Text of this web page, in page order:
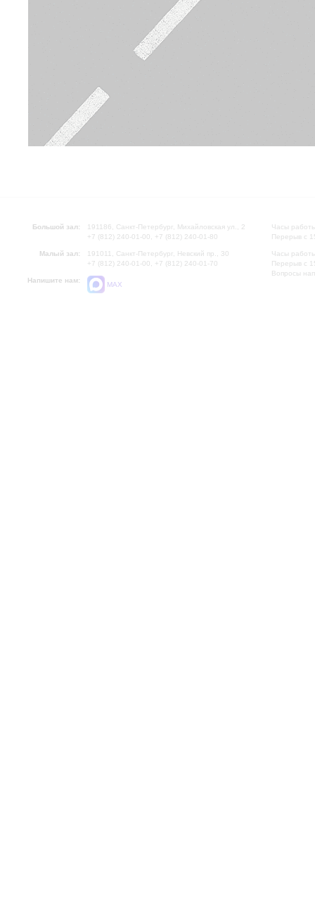
Большой зал:
191186, Санкт-Петербург, Михайловская ул., 2
+7 (812) 240-01-00, +7 (812) 240-01-80
Малый зал:
191011, Санкт-Петербург, Невский пр., 30
+7 (812) 240-01-00, +7 (812) 240-01-70
Напишите нам:
MAX
Часы
Перерыв с
Часы
Перерыв с
Вопросы